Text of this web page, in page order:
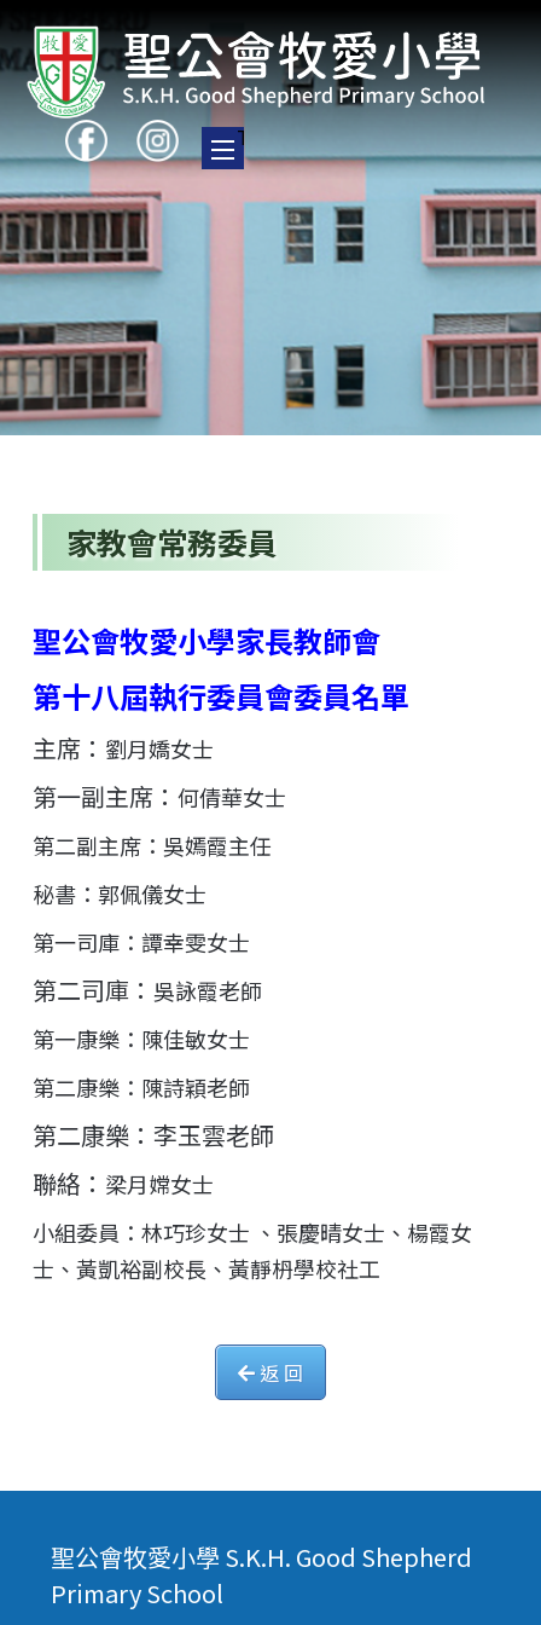
Toggle main menu visibility
家教會常務委員
聖公會牧愛小學家長教師會
第十八屆執行委員會委員名單
主席： 劉月嬌女士
第一副主席： 何倩華女士
第二副主席：吳嫣霞主任
秘書：郭佩儀女士
第一司庫：譚幸雯女士
第二司庫： 吳詠霞老師
第一康樂：陳佳敏女士
第二康樂：陳詩穎老師
第二康樂：李玉雲老師
聯絡： 梁月嫦女士
小組委員：林巧珍女士 、張慶晴女士、楊霞女
士、黃凱裕副校長、黃靜枬學校社工
返 回
聖公會牧愛小學 S.K.H. Good Shepherd
Primary School